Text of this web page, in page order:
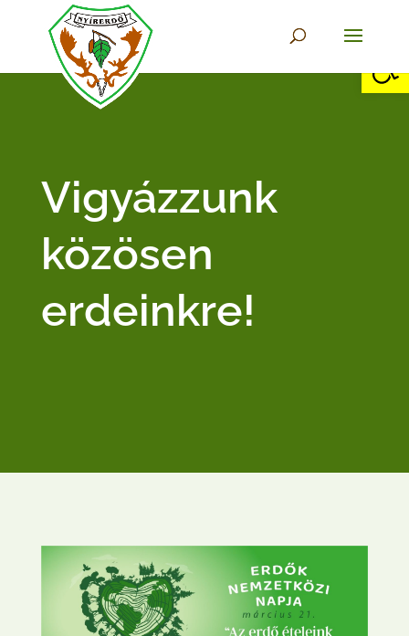
Vigyázzunk
közösen
erdeinkre!